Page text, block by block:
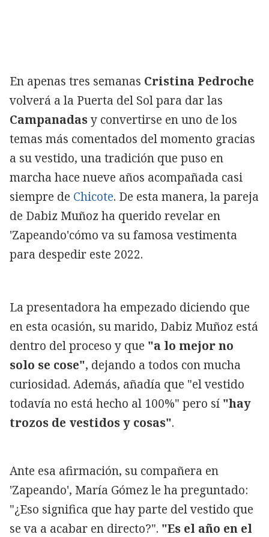
En apenas tres semanas Cristina Pedroche
volverá a la Puerta del Sol para dar las
Campanadasy convertirse en uno de los
temas más comentados del momento gracias
a su vestido, una tradición que puso en
marcha hace nueve años acompañada casi
siempre de Chicote. De esta manera, la pareja
de Dabiz Muñoz ha querido revelar en
'Zapeando'cómo va su famosa vestimenta
para despedir este 2022.
La presentadora ha empezado diciendo que
en esta ocasión, su marido, Dabiz Muñoz está
dentro del proceso y que "a lo mejor no
solo se cose", dejando a todos con mucha
curiosidad. Además, añadía que "el vestido
todavía no está hecho al 100%" pero sí "hay
trozos de vestidos y cosas".
Ante esa afirmación, su compañera en
'Zapeando', María Gómez le ha preguntado:
"¿Eso significa que hay parte del vestido que
se va a acabar en directo?". "Es el año en el